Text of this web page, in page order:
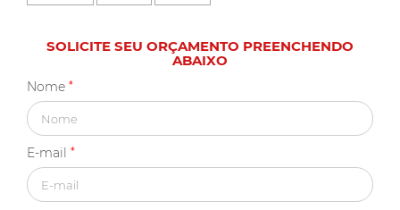
SOLICITE SEU ORÇAMENTO PREENCHENDO
ABAIXO
Nome *
E-mail *